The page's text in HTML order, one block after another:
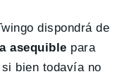
dispondrá de
asequible para
bien todavía no